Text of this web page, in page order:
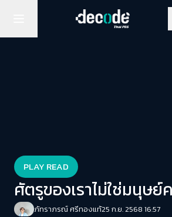
PLAY READ
ศัตรูของเราไม่ใช่มนุษย์
ภัทราภรณ์ ศรีทองแท้25 ก.ย. 2568 16:57